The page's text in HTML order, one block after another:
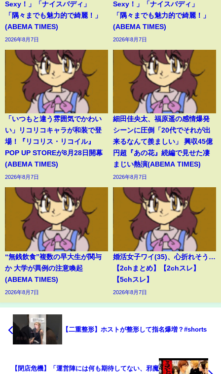
Sexy！」「ナイスバディ」
「隅々までも魅力的で綺麗！」
(ABEMA TIMES)
2026年8月7日
Sexy！」「ナイスバディ」
「隅々までも魅力的で綺麗！」
(ABEMA TIMES)
2026年8月7日
「いつもと違う雰囲気でかわい
い」リコリコキャラが和装で登
場！『リコリス・リコイル』
POP UP STOREが8月28日開幕
(ABEMA TIMES)
2026年8月7日
細田佳央太、福原遥の感情爆発
シーンに圧倒「20代でそれが出
来るなんて羨ましい」 興収45億
円超『あの花』続編で見せた凄
まじい熱演(ABEMA TIMES)
2026年8月7日
“無銭飲食”複数の早大生が関与
か 大学が異例の注意喚起
(ABEMA TIMES)
2026年8月7日
婚活女子ワイ(35)、心折れそう…
【2chまとめ】【2chスレ】
【5chスレ】
2026年8月7日
【二重整形】ホストが整形して指名爆増？#shorts
【閉店危機】「運営陣には何も期待してない、邪魔